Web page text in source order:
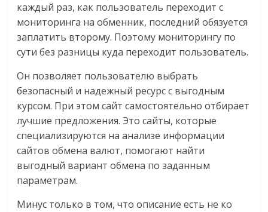
каждый раз, как пользователь переходит с
мониторинга на обменник, последний обязуется
заплатить второму. Поэтому мониторингу по
сути без разницы куда переходит пользователь.
Он позволяет пользователю выбрать
безопасный и надежный ресурс с выгодным
курсом. При этом сайт самостоятельно отбирает
лучшие предложения. Это сайты, которые
специализируются на анализе информации
сайтов обмена валют, помогают найти
выгодный вариант обмена по заданным
параметрам.
Минус только в том, что описание есть не ко